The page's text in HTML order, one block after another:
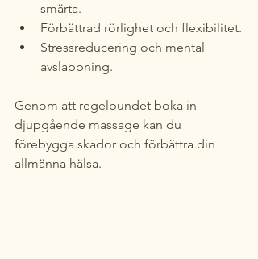
smärta.
Förbättrad rörlighet och flexibilitet.
Stressreducering och mental
avslappning.
Genom att regelbundet boka in
djupgående massage kan du
förebygga skador och förbättra din
allmänna hälsa.